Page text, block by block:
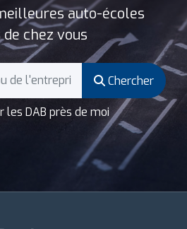
auto-écoles
chez vous
Chercher
DAB près de moi